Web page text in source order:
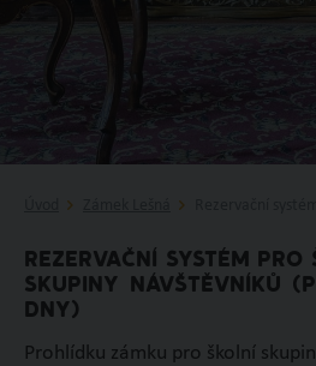
REZERVAČNÍ SYSTÉM
SKUPINY NÁVŠTĚVNÍKŮ
DNY)
Prohlídku zámku pro školní